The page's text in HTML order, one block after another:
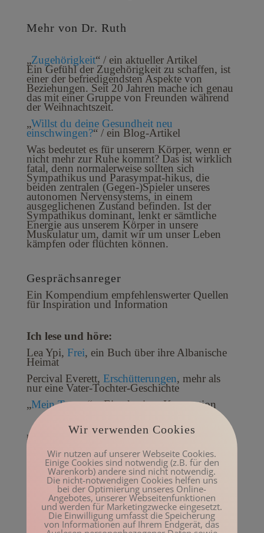
Mehr von Dr. Ruth
„Zugehörigkeit“ / ein aktueller Artikel
Ein Gefühl der Zugehörigkeit zu schaffen, ist
einer der befriedigendsten Aspekte von
Beziehungen. Seit 20 Jahren mache ich genau
das mit einer Gruppe von Freunden während
der Weihnachtszeit.
„Willst du deine Gesundheit neu
einschwingen?“ / ein Blog-Artikel
Was bedeutet es für unserern Körper, wenn er
nicht mehr zur Ruhe kommt? Das ist wirklich
fatal, denn normalerweise sollten sich
Sympathikus und Parasympat-hikus, die
beiden zentralen (Gegen-)Spieler unseres
autonomen Nervensystems, in ei­nem
ausgeglichenen Zustand befinden. Ist der
Sympathikus dominant, lenkt er sämtli­che
Energie aus unserem Körper in unsere
Muskulatur um, damit wir um unser Leben
kämpfen oder flüchten können.
Gesprächsanreger
Ein Kompendium empfehlenswerter Quellen
für Inspiration und Information
Ich lese und höre:
Lea Ypi, Frei, ein Buch über ihre Albanische
Heimat
Percival Everett, Erschütterungen, mehr als
nur eine Vater-Tochter-Geschichte
„Mein Traum“ – Eine kuriose Konzeption
Last Updated on Dezember 7, 2022 by
Kommentar absenden
Deine E-Mail-Adresse wird nicht veröffentlicht. Erforderliche Felder sind
markiert
Wir verwenden Cookies
Wir nutzen auf unserer Webseite Cookies.
Einige Cookies sind notwendig (z.B. für den
Warenkorb) andere sind nicht notwendig.
Die nicht-notwendigen Cookies helfen uns
bei der Optimierung unseres Online-
Angebotes, unserer Webseitenfunktionen
und werden für Marketingzwecke eingesetzt.
Die Einwilligung umfasst die Speicherung
von Informationen auf Ihrem Endgerät, das